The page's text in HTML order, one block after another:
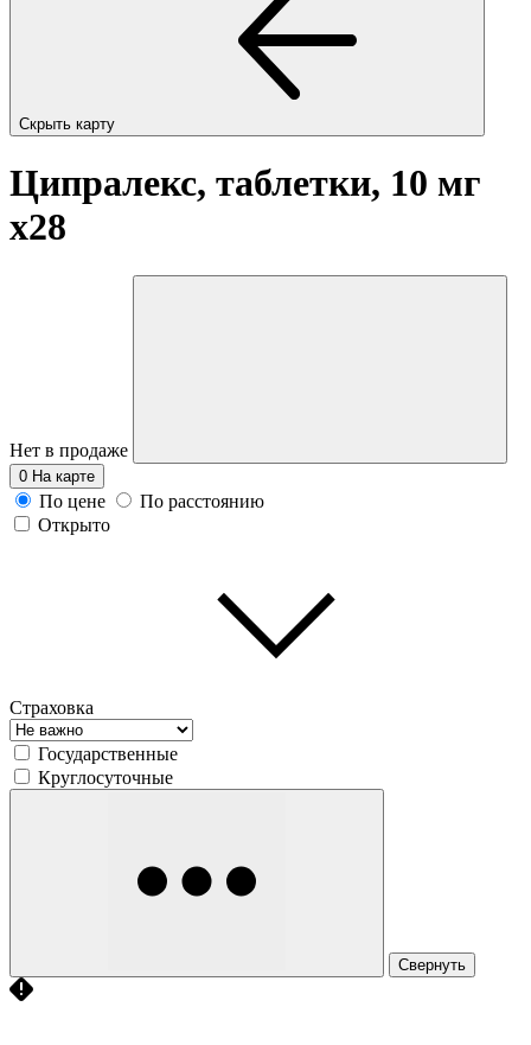
Скрыть карту
Ципралекс, таблетки, 10 мг
x28
Нет в продаже
0 На карте
По цене
По расстоянию
Открыто
Страховка
Государственные
Круглосуточные
Свернуть